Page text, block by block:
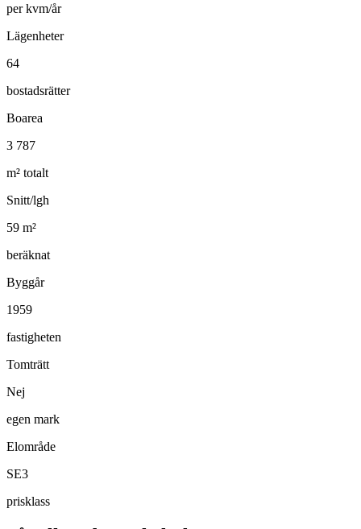
per kvm/år
Lägenheter
64
bostadsrätter
Boarea
3 787
m² totalt
Snitt/lgh
59 m²
beräknat
Byggår
1959
fastigheten
Tomträtt
Nej
egen mark
Elområde
SE3
prisklass